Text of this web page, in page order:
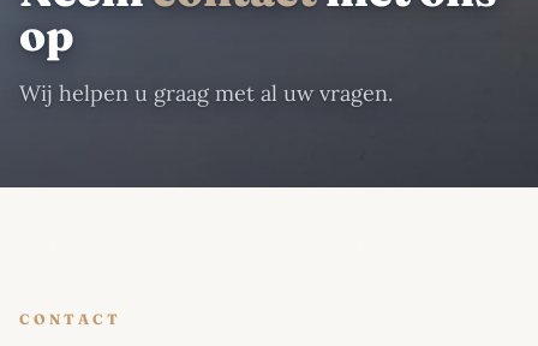
op
Wij helpen u graag met al uw vragen.
CONTACT